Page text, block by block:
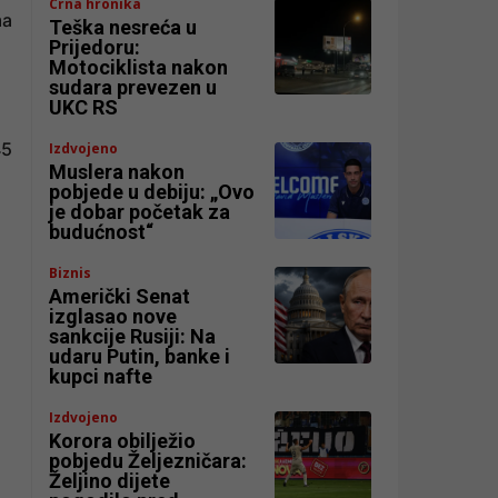
Crna hronika
Teška nesreća u
Prijedoru:
Motociklista nakon
sudara prevezen u
UKC RS
Izdvojeno
Muslera nakon
pobjede u debiju: „Ovo
je dobar početak za
budućnost“
Biznis
Američki Senat
izglasao nove
sankcije Rusiji: Na
udaru Putin, banke i
kupci nafte
Izdvojeno
Korora obilježio
pobjedu Željezničara:
Željino dijete